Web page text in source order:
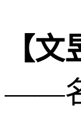
【文
——名